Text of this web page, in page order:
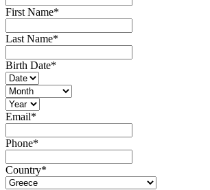
First Name*
Last Name*
Birth Date*
Email*
Phone*
Country*